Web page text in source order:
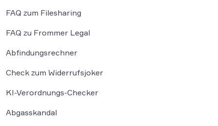
FAQ zum Filesharing
FAQ zu Frommer Legal
Abfindungsrechner
Check zum Widerrufsjoker
KI-Verordnungs-Checker
Abgasskandal